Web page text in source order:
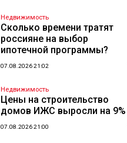
Недвижимость
Сколько времени тратят
россияне на выбор
ипотечной программы?
07.08.2026 21:02
Недвижимость
Цены на строительство
домов ИЖС выросли на 9%
07.08.2026 21:00